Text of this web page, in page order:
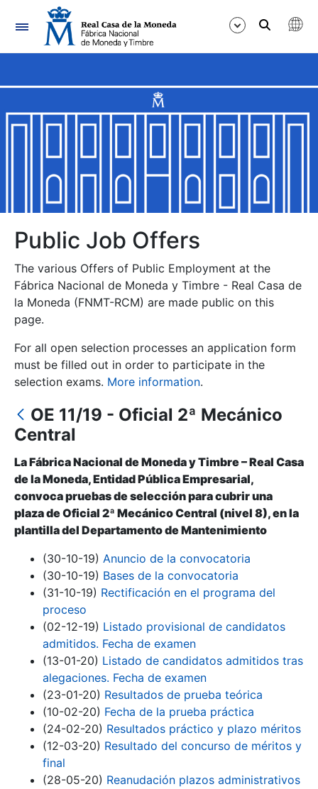
Navigation
Show/Hide
Show/Hide
Show/Hide
Show/Hide
Show/Hide
Show/Hide
Show/Hide
Show/Hide
Public Job Offers
The various Offers of Public Employment at the
Fábrica Nacional de Moneda y Timbre - Real Casa de
la Moneda (FNMT-RCM) are made public on this
page.
For all open selection processes an application form
must be filled out in order to participate in the
selection exams. More information.
OE 11/19 - Oficial 2ª Mecánico
Central
La Fábrica Nacional de Moneda y Timbre – Real Casa
de la Moneda, Entidad Pública Empresarial,
convoca pruebas de selección para cubrir una
plaza de Oficial 2ª Mecánico Central (nivel 8), en la
plantilla del Departamento de Mantenimiento
(30-10-19) Anuncio de la convocatoria
(30-10-19) Bases de la convocatoria
(31-10-19) Rectificación en el programa del
proceso
(02-12-19) Listado provisional de candidatos
admitidos. Fecha de examen
(13-01-20) Listado de candidatos admitidos tras
alegaciones. Fecha de examen
(23-01-20) Resultados de prueba teórica
(10-02-20) Fecha de la prueba práctica
(24-02-20) Resultados práctico y plazo méritos
(12-03-20) Resultado del concurso de méritos y
final
(28-05-20) Reanudación plazos administrativos